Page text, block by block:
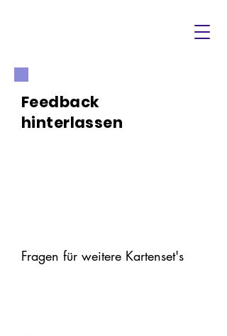
Feedback
hinterlassen
Fragen für weitere Kartenset's